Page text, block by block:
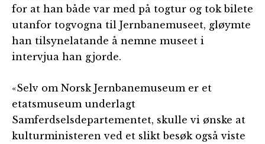
for at han både var med på togtur og tok bilete
utanfor togvogna til Jernbanemuseet, gløymte
han tilsynelatande å nemne museet i
intervjua han gjorde.
«Selv om Norsk Jernbanemuseum er et
etatsmuseum underlagt
Samferdselsdepartementet, skulle vi ønske at
kulturministeren ved et slikt besøk også viste